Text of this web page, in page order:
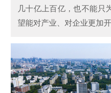
几十亿上百亿，也不能只
望能对产业、对企业更加